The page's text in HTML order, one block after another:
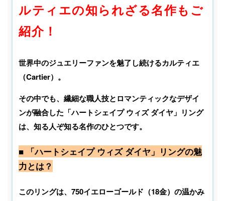
ルティエの知られざる名作もご
紹介！
世界中のジュエリーファンを魅了し続けるカルティエ
（Cartier）。
その中でも、繊細な職人技とロマンティックなデザイ
ンが融合した「ハートシェイプ ウィズ ダイヤ」リング
は、知る人ぞ知る名作のひとつです。
■ 「ハートシェイプ ウィズ ダイヤ」リングの魅
力とは？
このリングは、750イエローゴールド（18金）の温かみ